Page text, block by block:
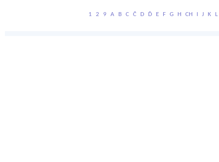
1 2 9 A B C Č D Ď E F G H CH I J K L